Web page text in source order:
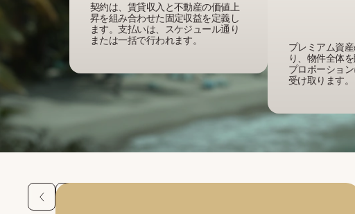
契約は、賃貸収入と不動産の価値上
昇を組み合わせた固定収益を定義し
ます。支払いは、スケジュール通り
または一括で行われます。
プレミアム資
り、物件全体
プロポーショ
受け取ります。